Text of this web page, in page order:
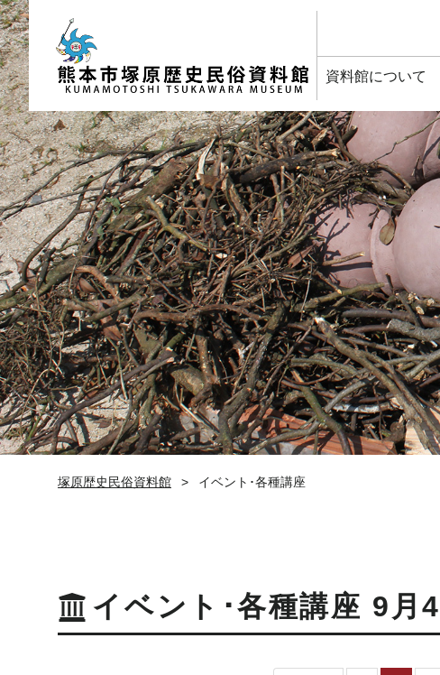
資料館について
塚原歴史民俗資料館 イベント･各種講座
イベント･各種講座 9月